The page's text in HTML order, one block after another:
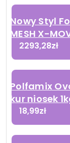
Nowy Styl
MESH X-
2293,28zł
Polfamix
kur niosek
18,99zł